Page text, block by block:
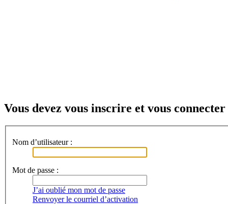
Vous devez vous inscrire et vous
Nom d’utilisateur :
Mot de passe :
J’ai oublié mon mot de passe
Renvoyer le courriel d’activation